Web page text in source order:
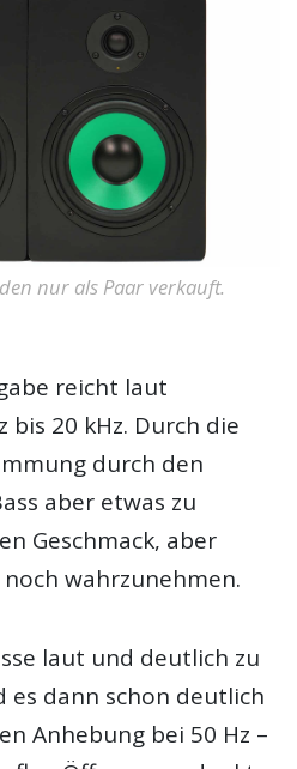
nur als Paar verkauft.
reicht laut
20 kHz. Durch die
durch den
aber etwas zu
Geschmack, aber
wahrzunehmen.
laut und deutlich zu
dann schon deutlich
Anhebung bei 50 Hz –